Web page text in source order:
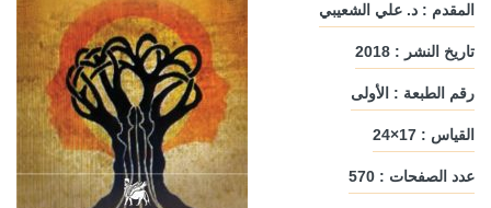
المقدم : د. علي الشعيبي
تاريخ النشر : 2018
رقم الطبعة : الأولى
القياس : 17×24
عدد الصفحات : 570